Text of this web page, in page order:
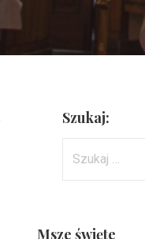
Szukaj:
Msze święte